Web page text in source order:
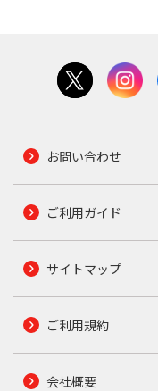
お問い合わせ
ご利用ガイド
サイトマップ
ご利用規約
会社概要